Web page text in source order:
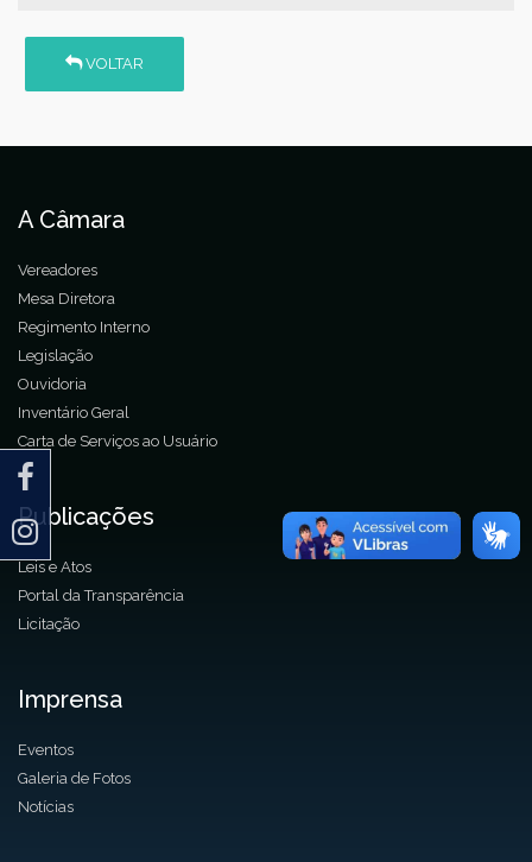
VOLTAR
A Câmara
Vereadores
Mesa Diretora
Regimento Interno
Legislação
Ouvidoria
Inventário Geral
Carta de Serviços ao Usuário
Publicações
Leis e Atos
Portal da Transparência
Licitação
Imprensa
Eventos
Galeria de Fotos
Notícias